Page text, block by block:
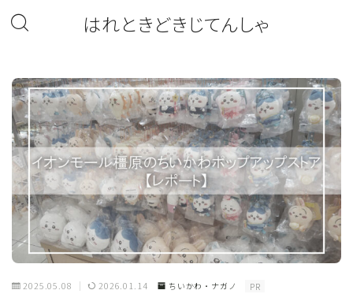
はれときどきじてんしゃ
2025.05.08 2026.01.14 ちいかわ・ナガノ PR